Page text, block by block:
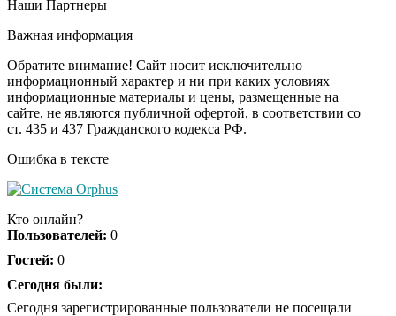
Ролик длится
смеяться вы будете
i
Королева вагона
отожгла! Видео не
оставит равнодушным
Экс-бойфренд дочери
Забывший о
Наши Партнеры
Важная информация
Обратите внимание! Сайт носит исключительно
информационный характер и ни при каких условиях
информационные материалы и цены, размещенные на
сайте, не являются публичной офертой, в соответствии со
ст. 435 и 437 Гражданского кодекса РФ.
Ошибка в тексте
Кто онлайн?
Пользователей: 0
Гостей: 0
Сегодня были:
Сегодня зарегистрированные пользователи не посещали